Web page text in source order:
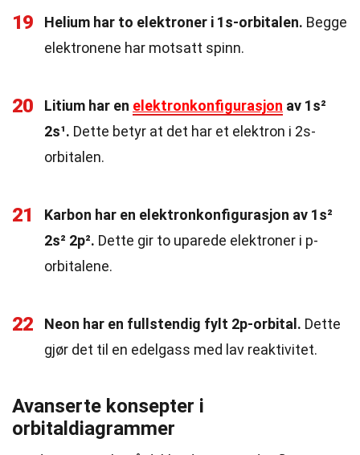
19 Helium har to elektroner i 1s-orbitalen. Begge
elektronene har motsatt spinn.
20 Litium har en elektronkonfigurasjon av 1s²
2s¹. Dette betyr at det har et elektron i 2s-
orbitalen.
21
Karbon har en elektronkonfigurasjon av 1s²
2s² 2p². Dette gir to uparede elektroner i p-
orbitalene.
22 Neon har en fullstendig fylt 2p-orbital. Dette
gjør det til en edelgass med lav reaktivitet.
Avanserte konsepter i
orbitaldiagrammer